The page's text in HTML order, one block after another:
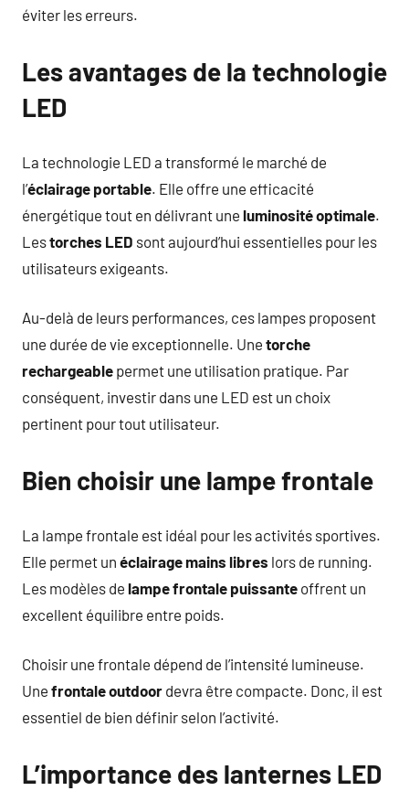
éviter les erreurs.
Les avantages de la technologie
LED
La technologie LED a transformé le marché de
l’éclairage portable. Elle offre une efficacité
énergétique tout en délivrant une luminosité optimale.
Lestorches LED sont aujourd’hui essentielles pour les
utilisateurs exigeants.
Au-delà de leurs performances, ces lampes proposent
une durée de vie exceptionnelle. Une torche
rechargeable permet une utilisation pratique. Par
conséquent, investir dans une LED est un choix
pertinent pour tout utilisateur.
Bien choisir une lampe frontale
La lampe frontale est idéal pour les activités sportives.
Elle permet un éclairage mains libres lors de running.
Les modèles de lampe frontale puissante offrent un
excellent équilibre entre poids.
Choisir une frontale dépend de l’intensité lumineuse.
Une frontale outdoor devra être compacte. Donc, il est
essentiel de bien définir selon l’activité.
L’importance des lanternes LED